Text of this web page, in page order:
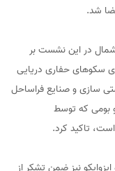
شد.
در این نشست بر
سکوهای حفاری دریایی
سازی و صنایع فراساحل
و بومی که توسط
تاکید کرد.
نیز ضمن تشکر از